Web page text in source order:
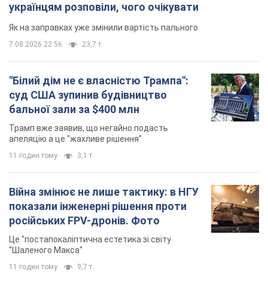
українцям розповіли, чого очікувати
Як на заправках уже змінили вартість пального
7.08.2026 22:56 23,7 т.
"Білий дім не є власністю Трампа":
суд США зупинив будівництво
бальної зали за $400 млн
Трамп вже заявив, що негайно подасть
апеляцію а це "жахливе рішення"
11 годин тому 3,1 т.
Війна змінює не лише тактику: в НГУ
показали інженерні рішення проти
російських FPV-дронів. Фото
Це "постапокаліптична естетика зі світу
"Шаленого Макса"
11 годин тому 9,7 т.